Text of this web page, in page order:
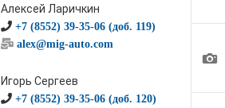
Алексей Ларичкин
+7 (8552) 39-35-06 (доб. 119)
alex@mig-auto.com
Игорь Сергеев
+7 (8552) 39-35-06 (доб. 120)
1